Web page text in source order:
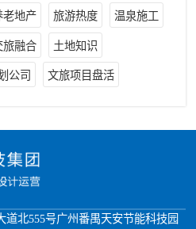
老地产 旅游热度 温泉施工
旅融合 土地知识
公司 文旅项目盘活
北555号广州番禺天安节能科技园